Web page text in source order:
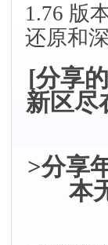
1.76 版
还原和
[分享
新区尽
>分享
本